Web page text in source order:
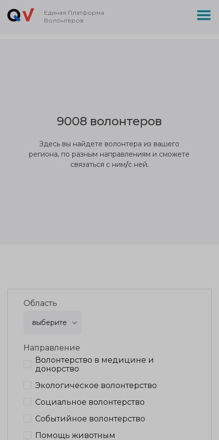
Единая Платформа
Волонтёров
9008 волонтеров
Здесь вы найдете волонтера из вашего
региона, по разным направлениям и сможете
связаться с ним/с ней.
Область
выберите
Направление
Волонтерство в медицине и
донорство
Экологическое волонтерство
Социальное волонтерство
Событийное волонтерство
Помощь животным